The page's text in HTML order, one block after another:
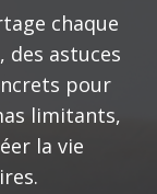
chaque
des astuces
pour
limitants,
la vie